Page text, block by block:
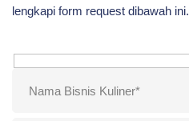
lengkapi form request dibawah ini.